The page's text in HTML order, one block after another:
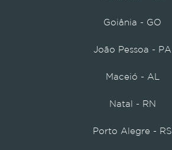
Goiânia - GO
João Pessoa - PA
Maceió - AL
Natal - RN
Porto Alegre - RS